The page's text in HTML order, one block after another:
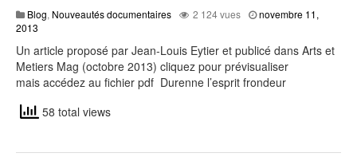
Blog, Nouveautés documentaires 2 124 vues
novembre 11,
2013
2015
Un article proposé par Jean-Louis Eytier et publicé dans Arts et
Metiers Mag (octobre 2013) cliquez pour prévisualiser
mais accédez au fichier pdf Durenne l’esprit frondeur
58 total views